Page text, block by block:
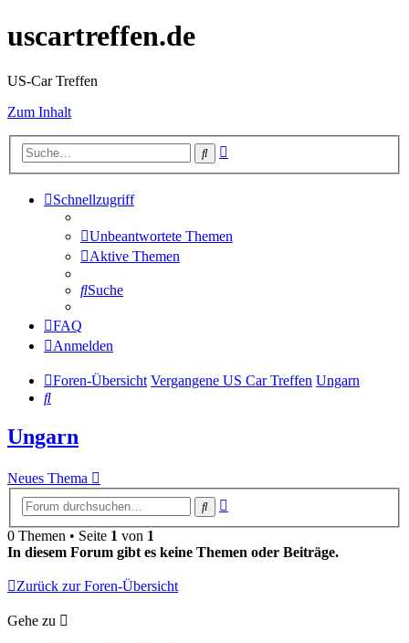
uscartreffen.de
US-Car Treffen
Zum Inhalt
Suche
Schnellzugriff
Unbeantwortete Themen
Aktive Themen
Suche
FAQ
Anmelden
Foren-Übersicht Vergangene US Car Treffen Ungarn
Suche
Ungarn
Neues Thema
Suche
0 Themen • Seite 1 von 1
In diesem Forum gibt es keine Themen oder Beiträge.
Zurück zur Foren-Übersicht
Gehe zu